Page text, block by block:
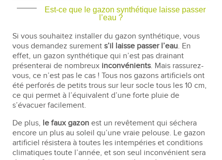
Est-ce que le gazon synthétique laisse passer
l’eau ?
Si vous souhaitez installer du gazon synthétique, vous
vous demandez surement s’il laisse passer l’eau. En
effet, un gazon synthétique qui n’est pas drainant
présenterai de nombreux inconvénients. Mais rassurez-
vous, ce n’est pas le cas ! Tous nos gazons artificiels ont
été perforés de petits trous sur leur socle tous les 10 cm,
ce qui permet à l’équivalent d’une forte pluie de
s’évacuer facilement.
De plus, le faux gazon est un revêtement qui séchera
encore un plus au soleil qu’une vraie pelouse. Le gazon
artificiel résistera à toutes les intempéries et conditions
climatiques toute l’année, et son seul inconvénient sera